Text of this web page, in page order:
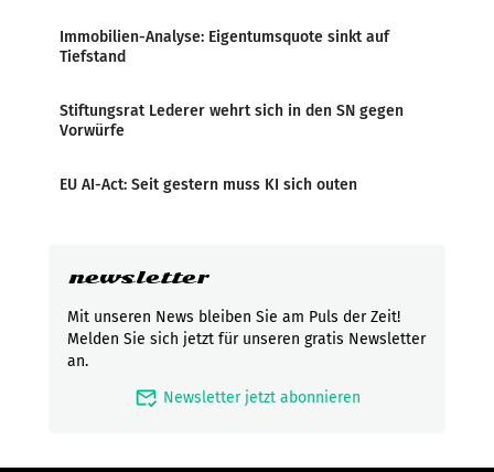
Immobilien-Analyse: Eigentumsquote sinkt auf
Tiefstand
Stiftungsrat Lederer wehrt sich in den SN gegen
Vorwürfe
EU AI-Act: Seit gestern muss KI sich outen
newsletter
Mit unseren News bleiben Sie am Puls der Zeit!
Melden Sie sich jetzt für unseren gratis Newsletter
an.
mark_email_read Newsletter jetzt abonnieren